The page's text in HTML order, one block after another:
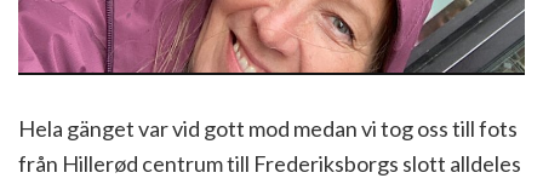
Hela gänget var vid gott mod medan vi tog oss till fots
från Hillerød centrum till Frederiksborgs slott alldeles